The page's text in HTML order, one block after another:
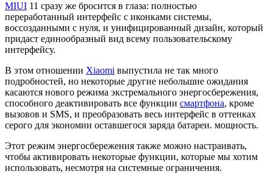
MIUI 11 сразу же бросится в глаза: полностью
переработанный интерфейс с иконками системы,
воссозданными с нуля, и унифицированный дизайн, который
придаст единообразный вид всему пользовательскому
интерфейсу.
В этом отношении Xiaomi выпустила не так много
подробностей, но некоторые другие небольшие ожидания
касаются нового режима экстремального энергосбережения,
способного деактивировать все функции смартфона, кроме
вызовов и SMS, и преобразовать весь интерфейс в оттенках
серого для экономии оставшегося заряда батареи. мощность.
Этот режим энергосбережения также можно настраивать,
чтобы активировать некоторые функции, которые мы хотим
использовать, несмотря на системные ограничения.